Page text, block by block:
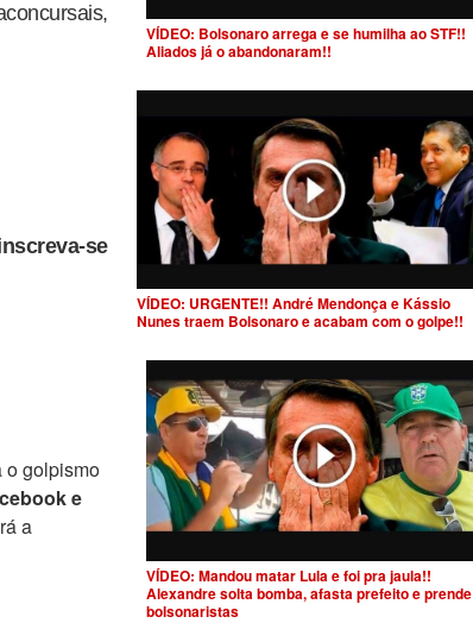
se
o golpismo
e
a
VÍDEO: Bolsonaro arrega e se humilha ao STF!!
Aliados já o abandonaram!!
VÍDEO: URGENTE!! André Mendonça e Kássio
Nunes traem Bolsonaro e acabam com o golpe!!
VÍDEO: Mandou matar Lula e foi pra jaula!!
Alexandre solta bomba, afasta prefeito e prende
bolsonaristas